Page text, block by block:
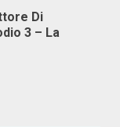
Di
3 – La